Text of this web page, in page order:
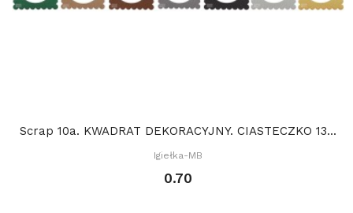
Scrap 10a. KWADRAT DEKORACYJNY. CIASTECZKO 13...
Igiełka-MB
0.70